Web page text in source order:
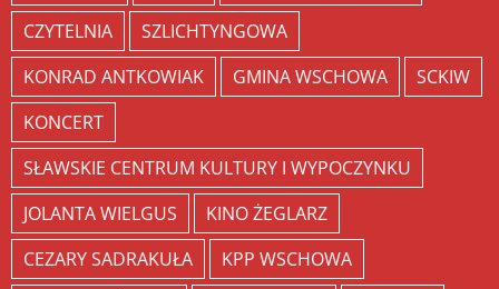
CZYTELNIA
SZLICHTYNGOWA
KONRAD ANTKOWIAK
GMINA WSCHOWA
SCKIW
KONCERT
SŁAWSKIE CENTRUM KULTURY I WYPOCZYNKU
JOLANTA WIELGUS
KINO ŻEGLARZ
CEZARY SADRAKUŁA
KPP WSCHOWA